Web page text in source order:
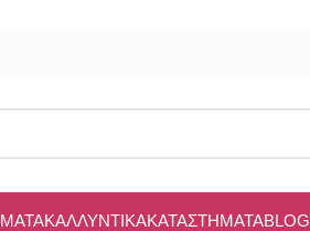
ΚΑΛΛΥΝΤΙΚΆΚΑΤΑΣΤΉΜΑΤΑBLOG